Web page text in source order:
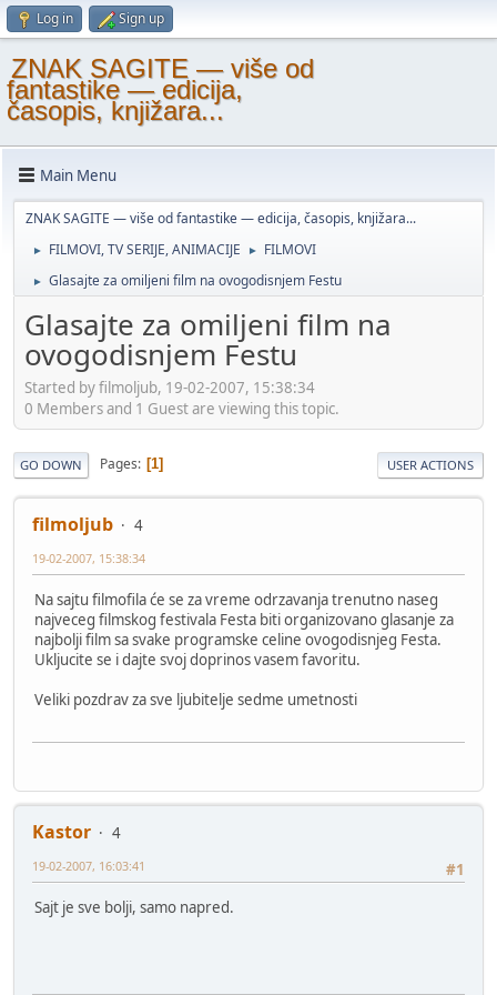
Log in Sign up
ZNAK SAGITE — više od
fantastike — edicija,
časopis, knjižara...
Main Menu
ZNAK SAGITE — više od fantastike — edicija, časopis, knjižara...
► FILMOVI, TV SERIJE, ANIMACIJE ► FILMOVI
► Glasajte za omiljeni film na ovogodisnjem Festu
Glasajte za omiljeni film na
ovogodisnjem Festu
Started by filmoljub, 19-02-2007, 15:38:34
0 Members and 1 Guest are viewing this topic.
GO DOWN Pages 1 USER ACTIONS
filmoljub 4
19-02-2007, 15:38:34
Na sajtu filmofila će se za vreme odrzavanja trenutno naseg
najveceg filmskog festivala Festa biti organizovano glasanje za
najbolji film sa svake programske celine ovogodisnjeg Festa.
Ukljucite se i dajte svoj doprinos vasem favoritu.
Veliki pozdrav za sve ljubitelje sedme umetnosti
Kastor
4
#1
19-02-2007, 16:03:41
Sajt je sve bolji, samo napred.